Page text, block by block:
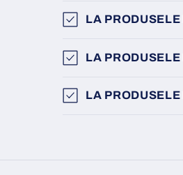
LA
LA
LA PRODUSELE